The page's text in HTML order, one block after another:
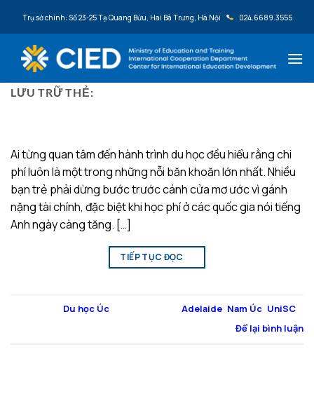
Trụ sở chính: Số 23-25 Tạ Quang Bửu, Hai Bà Trưng, Hà Nội 024.6689.3555
LƯU TRỮ THẺ:
Ai từng quan tâm đến hành trình du học đều hiểu rằng chi
phí luôn là một trong những nỗi băn khoăn lớn nhất. Nhiều
bạn trẻ phải dừng bước trước cánh cửa mơ ước vì gánh
nặng tài chính, đặc biệt khi học phí ở các quốc gia nói tiếng
Anh ngày càng tăng. […]
TIẾP TỤC ĐỌC
Du học Úc Adelaide Nam Úc UniSC
Để lại bình luận